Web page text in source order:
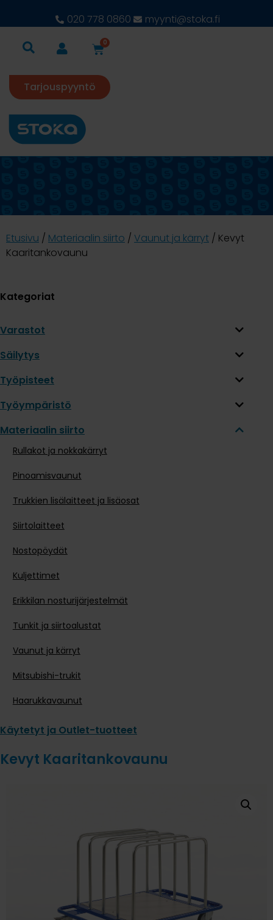
020 778 0860 myynti@stoka.fi
0
Tarjouspyyntö
Etusivu / Materiaalin siirto / Vaunut ja kärryt / Kevyt
Kaaritankovaunu
Kategoriat
Varastot
Säilytys
Työpisteet
Työympäristö
Materiaalin siirto
Rullakot ja nokkakärryt
Pinoamisvaunut
Trukkien lisälaitteet ja lisäosat
Siirtolaitteet
Nostopöydät
Kuljettimet
Erikkilan nosturijärjestelmät
Tunkit ja siirtoalustat
Vaunut ja kärryt
Mitsubishi-trukit
Haarukkavaunut
Käytetyt ja Outlet-tuotteet
Kevyt Kaaritankovaunu